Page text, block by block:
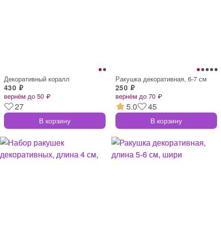
Декоративный коралл
430 ₽
вернём до 50 ₽
27
В корзину
Ракушка декоративная, 6-7 см
250 ₽
вернём до 70 ₽
5.0 45
В корзину